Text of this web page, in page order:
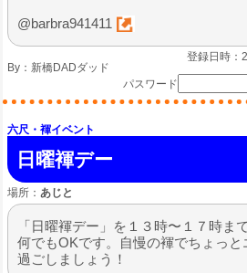
@barbra941411
登録日時：
By： 新橋DADダッド
パスワード
六尺・褌イベント
日曜褌デー
場所： あじと
「日曜褌デー」を１３時〜１７時ま
何でもOKです。自慢の褌でちょっ
過ごしましょう！